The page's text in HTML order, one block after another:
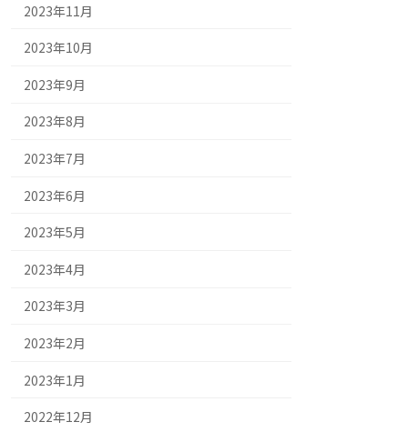
2023年11月
2023年10月
2023年9月
2023年8月
2023年7月
2023年6月
2023年5月
2023年4月
2023年3月
2023年2月
2023年1月
2022年12月